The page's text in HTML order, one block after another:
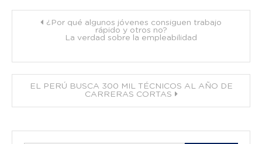
Navegación
entradas
¿Por qué algunos jóvenes consiguen trabajo
rápido y otros no?
La verdad sobre la empleabilidad
EL PERÚ BUSCA 300 MIL TÉCNICOS AL AÑO DE
CARRERAS CORTAS